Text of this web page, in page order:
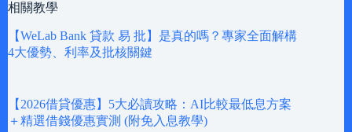
相關教學
【WeLab Bank 貸款 易 批】是真的嗎？專家全面解構
4大優勢、利率及批核關鍵
【2026借貸優惠】5大必讀攻略：AI比較最低息方案
＋精選借錢優惠實測 (附免入息教學)